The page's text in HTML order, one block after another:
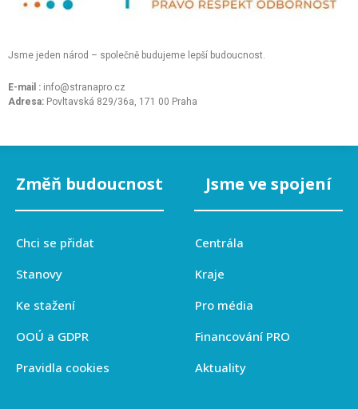
Jsme jeden národ – společně budujeme lepší budoucnost.
E-mail : info@stranapro.cz
Adresa: Povltavská 829/36a, 171 00 Praha
Změň budoucnost
Chci se přidat
Stanovy
Ke stažení
OOÚ a GDPR
Pravidla cookies
Jsme ve spojení
Centrála
Kraje
Pro média
Financování PRO
Aktuality